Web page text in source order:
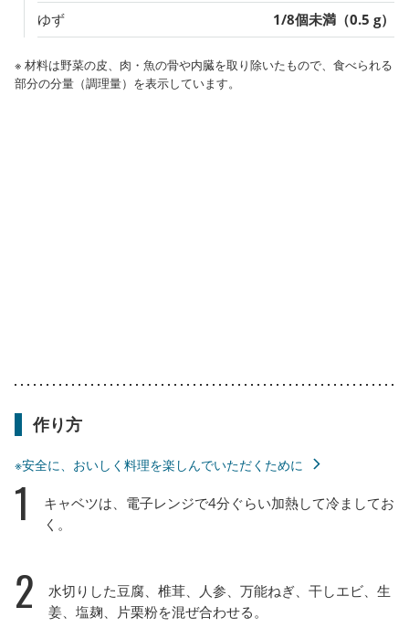
ゆず 1/8個未満（0.5 g）
※ 材料は野菜の皮、肉・魚の骨や内臓を取り除いたもので、食べられる
部分の分量（調理量）を表示しています。
作り方
※安全に、おいしく料理を楽しんでいただくために
1
キャベツは、電子レンジで4分ぐらい加熱して冷ましてお
く。
2
水切りした豆腐、椎茸、人参、万能ねぎ、干しエビ、生
姜、塩麹、片栗粉を混ぜ合わせる。